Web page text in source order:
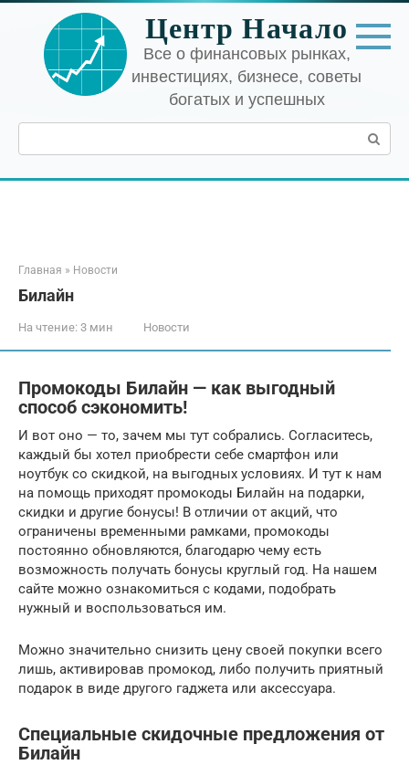
Перейти
контенту
Центр Начало
Все о финансовых рынках,
инвестициях, бизнесе, советы
богатых и успешных
Поиск:
Главная » Новости
Билайн
На чтение: 3 мин Новости
Промокоды Билайн — как выгодный
способ сэкономить!
И вот оно — то, зачем мы тут собрались. Согласитесь,
каждый бы хотел приобрести себе смартфон или
ноутбук со скидкой, на выгодных условиях. И тут к нам
на помощь приходят промокоды Билайн на подарки,
скидки и другие бонусы! В отличии от акций, что
ограничены временными рамками, промокоды
постоянно обновляются, благодарю чему есть
возможность получать бонусы круглый год. На нашем
сайте можно ознакомиться с кодами, подобрать
нужный и воспользоваться им.
Можно значительно снизить цену своей покупки всего
лишь, активировав промокод, либо получить приятный
подарок в виде другого гаджета или аксессуара.
Специальные скидочные предложения от
Билайн